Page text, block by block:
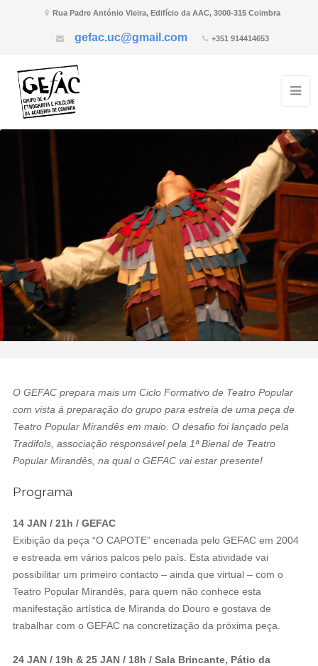
Rua Padre António Vieira, Edifício da AAC, 3000-315 Coimbra
gefac.uc@gmail.com +351 914414653
O GEFAC prepara mais um Ciclo Formativo de Teatro Popular
com vista à preparação do grupo para estreia de uma peça de
Teatro Popular Mirandês em maio. O desafio foi lançado pela
Tradifols, associação responsável pela 1ª Bienal de Teatro
Popular Mirandês, na qual o GEFAC vai estar presente!
Programa
14 JAN / 21h / GEFAC
Exibição da peça “O CAPOTE” encenada pelo GEFAC em 2004
e estreada em vários palcos pelo país. Esta atividade vai
possibilitar um primeiro contacto – ainda que virtual – com o
Teatro Popular Mirandês, para quem não conhece esta
manifestação artística de Miranda do Douro e gostava de
trabalhar com o GEFAC na concretização da próxima peça.
24 JAN / 19h & 25 JAN / 18h / Sala Brincante, Pátio da